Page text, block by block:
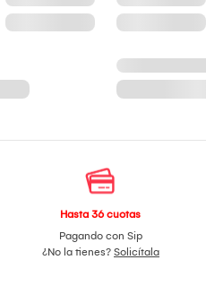
Hasta 36 cuotas
Pagando con Sip
¿No la tienes? Solicítala